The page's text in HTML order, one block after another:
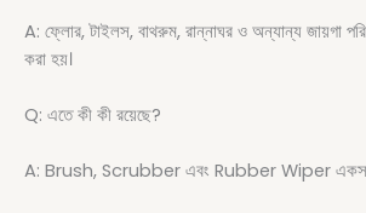
A: ফ্লোর, টাইলস, বাথরুম, রান্নাঘর ও অন্যান্য জায়গা
করা হয়।
Q: এতে কী কী রয়েছে?
A: Brush, Scrubber এবং Rubber Wiper